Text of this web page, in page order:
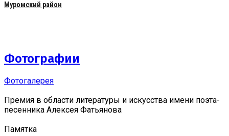
Муромский район
Фотографии
Фотогалерея
Премия в области литературы и искусства имени поэта-
песенника Алексея Фатьянова
Памятка